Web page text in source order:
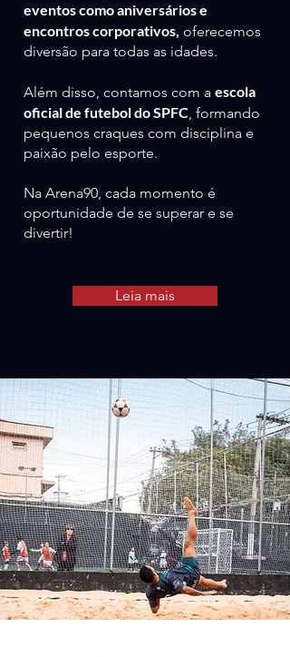
eventos como aniversários e
encontros corporativos, oferecemos
diversão para todas as idades.
Além disso, contamos com a escola
oficial de futebol do SPFC, formando
pequenos craques com disciplina e
paixão pelo esporte.
Na Arena90, cada momento é
oportunidade de se superar e se
divertir!
Leia mais